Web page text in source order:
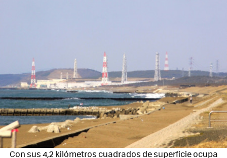
Con sus 4,2 kilómetros cuadrados de superficie ocupa